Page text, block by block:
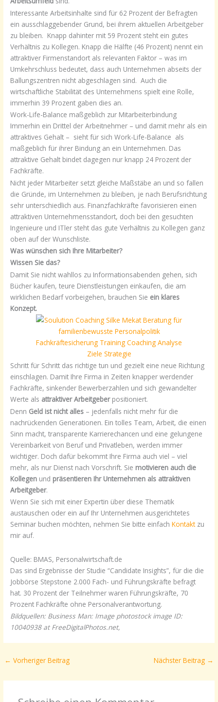
Interessante Arbeitsinhalte sind für 62 Prozent der Befragten
ein ausschlaggebender Grund, bei ihrem aktuellen Arbeitgeber
zu bleiben. Knapp dahinter mit 59 Prozent steht ein gutes
Verhältnis zu Kollegen. Knapp die Hälfte (46 Prozent) nennt ein
attraktiver Firmenstandort als relevanten Faktor – was im
Umkehrschluss bedeutet, dass auch Unternehmen abseits der
Ballungszentren nicht abgeschlagen sind. Auch die
wirtschaftliche Stabilität des Unternehmens spielt eine Rolle,
immerhin 39 Prozent gaben dies an.
Work-Life-Balance maßgeblich zur Mitarbeiterbindung
Immerhin ein Drittel der Arbeitnehmer – und damit mehr als ein
attraktives Gehalt – sieht für sich Work-Life-Balance als
maßgeblich für ihrer Bindung an ein Unternehmen. Das
attraktive Gehalt bindet dagegen nur knapp 24 Prozent der
Fachkräfte.
Nicht jeder Mitarbeiter setzt gleiche Maßstäbe an und so fallen
die Gründe, im Unternehmen zu bleiben, je nach Berufsrichtung
sehr unterschiedlich aus. Finanzfachkräfte favorisieren einen
attraktiven Unternehmensstandort, doch bei den gesuchten
Ingenieure und ITler steht das gute Verhältnis zu Kollegen ganz
oben auf der Wunschliste.
Was wünschen sich Ihre Mitarbeiter?
Wissen Sie das?
Damit Sie nicht wahllos zu Informationsabenden gehen, sich
Bücher kaufen, teure Dienstleistungen einkaufen, die am
wirklichen Bedarf vorbeigehen, brauchen Sie ein klares
Konzept.
Schritt für Schritt das richtige tun und gezielt eine neue Richtung
einschlagen. Damit Ihre Firma in Zeiten knapper werdender
Fachkräfte, sinkender Bewerberzahlen und sich gewandelter
Werte als attraktiver Arbeitgeberpositioniert.
Denn Geld ist nicht alles – jedenfalls nicht mehr für die
nachrückenden Generationen. Ein tolles Team, Arbeit, die einen
Sinn macht, transparente Karrierechancen und eine gelungene
Vereinbarkeit von Beruf und Privatleben, werden immer
wichtiger. Doch dafür bekommt Ihre Firma auch viel – viel
mehr, als nur Dienst nach Vorschrift. Sie motivieren auch die
Kollegen und präsentieren Ihr Unternehmen als attraktiven
Arbeitgeber.
Wenn Sie sich mit einer Expertin über diese Thematik
austauschen oder ein auf Ihr Unternehmen ausgerichtetes
Seminar buchen möchten, nehmen Sie bitte einfachKontaktzu
mir auf.
Quelle: BMAS, Personalwirtschaft.de
Das sind Ergebnisse der Studie “Candidate Insights”, für die die
Jobbörse Stepstone 2.000 Fach- und Führungskräfte befragt
hat. 30 Prozent der Teilnehmer waren Führungskräfte, 70
Prozent Fachkräfte ohne Personalverantwortung.
Bildquellen: Business Man: Image photostock image ID:
10040938 at FreeDigitalPhotos.net,
← Vorheriger Beitrag Nächster Beitrag →